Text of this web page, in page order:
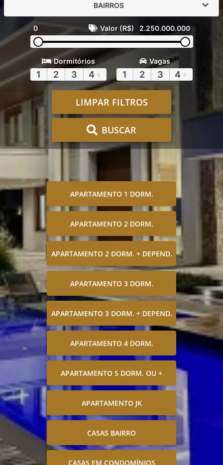
BAIRROS
0 Valor (R$) 2.250.000.000
Dormitórios
1 2 3 4 +
Vagas
1 2 3 4 +
LIMPAR FILTROS
BUSCAR
APARTAMENTO 1 DORM.
APARTAMENTO 2 DORM.
APARTAMENTO 2 DORM. + DEPEND.
APARTAMENTO 3 DORM.
APARTAMENTO 3 DORM. + DEPEND.
APARTAMENTO 4 DORM.
APARTAMENTO 5 DORM. OU +
APARTAMENTO JK
CASAS BAIRRO
CASAS EM CONDOMÍNIOS